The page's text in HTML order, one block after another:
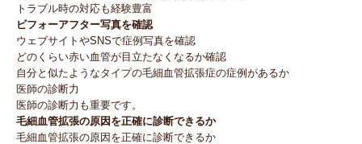
トラブル時の対応も経験豊富
ビフォーアフター写真を確認
ウェブサイトやSNSで症例写真を確認
どのくらい赤い血管が目立たなくなるか確認
自分と似たようなタイプの毛細血管拡張症の症例があるか
医師の診断力
医師の診断力も重要です。
毛細血管拡張の原因を正確に診断できるか
毛細血管拡張の原因を正確に診断できるか